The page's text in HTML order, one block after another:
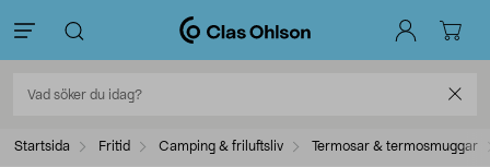
Startsida Fritid Camping & friluftsliv Termosar & termosmuggar